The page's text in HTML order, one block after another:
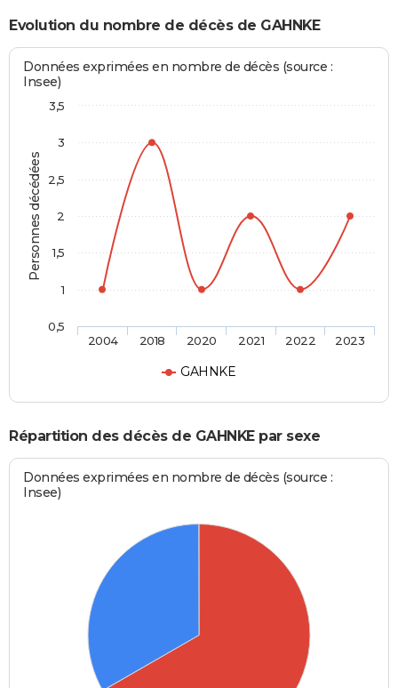
Evolution du nombre de décès de GAHNKE
Personnes décédées
Données exprimées en nombre de décès (source :
Insee)
GAHNKE
2004 2018 2020 2021 2022 2023
0,5
1
1,5
2
2,5
3
3,5
Répartition des décès de GAHNKE par sexe
Données exprimées en nombre de décès (source :
Insee)